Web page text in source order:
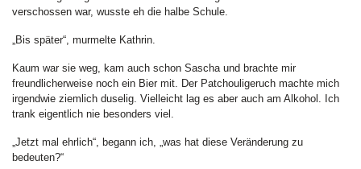
verschossen war, wusste eh die halbe Schule.
„Bis später“, murmelte Kathrin.
Kaum war sie weg, kam auch schon Sascha und brachte mir
freundlicherweise noch ein Bier mit. Der Patchouligeruch machte mich
irgendwie ziemlich duselig. Vielleicht lag es aber auch am Alkohol. Ich
trank eigentlich nie besonders viel.
„Jetzt mal ehrlich“, begann ich, „was hat diese Veränderung zu
bedeuten?“